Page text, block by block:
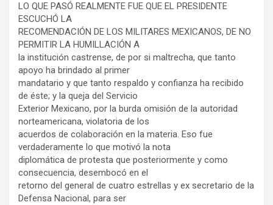
LO QUE PASÓ REALMENTE FUE QUE EL PRESIDENTE
ESCUCHÓ LA
RECOMENDACIÓN DE LOS MILITARES MEXICANOS, DE NO
PERMITIR LA HUMILLACIÓN A
la institución castrense, de por si maltrecha, que tanto
apoyo ha brindado al primer
mandatario y que tanto respaldo y confianza ha recibido
de éste; y la queja del Servicio
Exterior Mexicano, por la burda omisión de la autoridad
norteamericana, violatoria de los
acuerdos de colaboración en la materia. Eso fue
verdaderamente lo que motivó la nota
diplomática de protesta que posteriormente y como
consecuencia, desembocó en el
retorno del general de cuatro estrellas y ex secretario de la
Defensa Nacional, para ser